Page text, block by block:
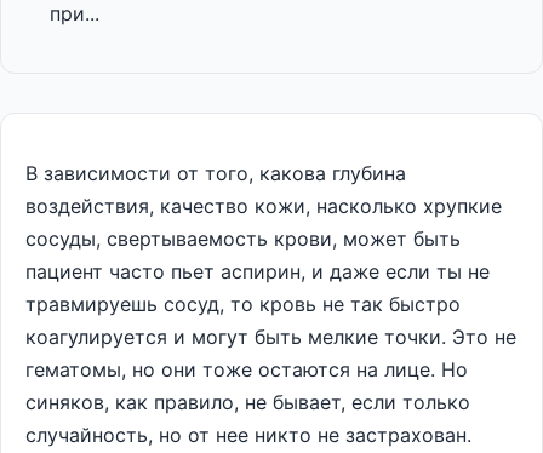
при...
В зависимости от того, какова глубина
воздействия, качество кожи, насколько хрупкие
сосуды, свертываемость крови, может быть
пациент часто пьет аспирин, и даже если ты не
травмируешь сосуд, то кровь не так быстро
коагулируется и могут быть мелкие точки. Это не
гематомы, но они тоже остаются на лице. Но
синяков, как правило, не бывает, если только
случайность, но от нее никто не застрахован.